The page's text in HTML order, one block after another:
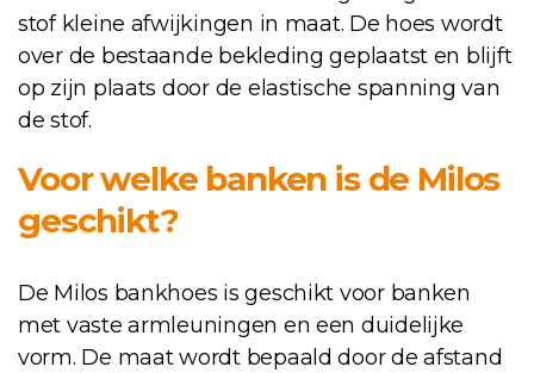
stof kleine afwijkingen in maat. De hoes wordt
over de bestaande bekleding geplaatst en blijft
op zijn plaats door de elastische spanning van
de stof.
Voor welke banken is de Milos
geschikt?
De Milos bankhoes is geschikt voor banken
met vaste armleuningen en een duidelijke
vorm. De maat wordt bepaald door de afstand